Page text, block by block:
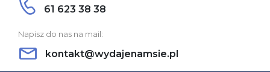
61 623 38 38
Napisz do nas na mail:
kontakt@wydajenamsie.pl